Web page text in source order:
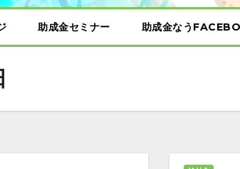
助成金セミナー 助成金なう